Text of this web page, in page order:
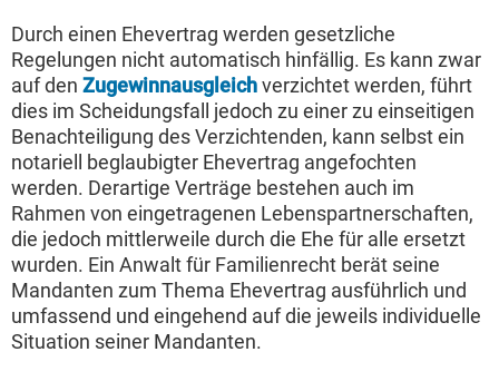
Durch einen Ehevertrag werden gesetzliche
Regelungen nicht automatisch hinfällig. Es kann zwar
auf den Zugewinnausgleichverzichtet werden, führt
dies im Scheidungsfall jedoch zu einer zu einseitigen
Benachteiligung des Verzichtenden, kann selbst ein
notariell beglaubigter Ehevertrag angefochten
werden. Derartige Verträge bestehen auch im
Rahmen von eingetragenen Lebenspartnerschaften,
die jedoch mittlerweile durch die Ehe für alle ersetzt
wurden. Ein Anwalt für Familienrecht berät seine
Mandanten zum Thema Ehevertrag ausführlich und
umfassend und eingehend auf die jeweils individuelle
Situation seiner Mandanten.